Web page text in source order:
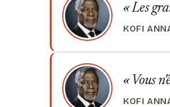
Les
KOFI
Vous
KOFI